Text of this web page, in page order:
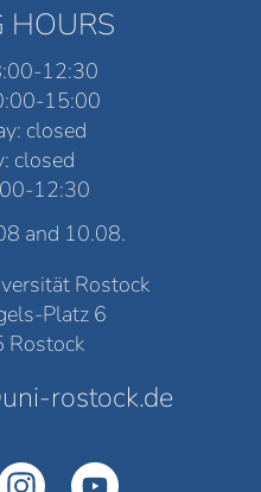
HOURS
12:30
15:00
closed
closed
12:30
and 10.08.
Rostock
Platz 6
Rostock
rostock.de